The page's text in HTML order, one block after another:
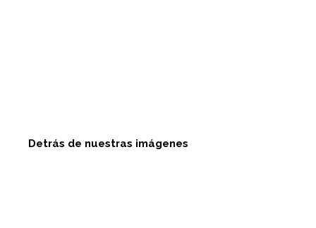
Detrás de nuestras imágenes